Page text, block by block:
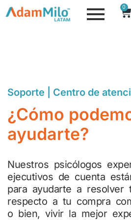
0
Soporte | Centro de
¿Cómo
ayudarte?
Nuestros psicólogos
ejecutivos de cuenta
para ayudarte a resolver
respecto a tu compra
o bien, vivir la mejor